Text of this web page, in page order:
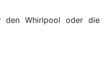
den Whirlpool oder die